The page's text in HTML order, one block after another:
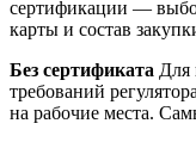
сертификации —
карты и состав
Без сертификата Для
требований
на рабочие места.